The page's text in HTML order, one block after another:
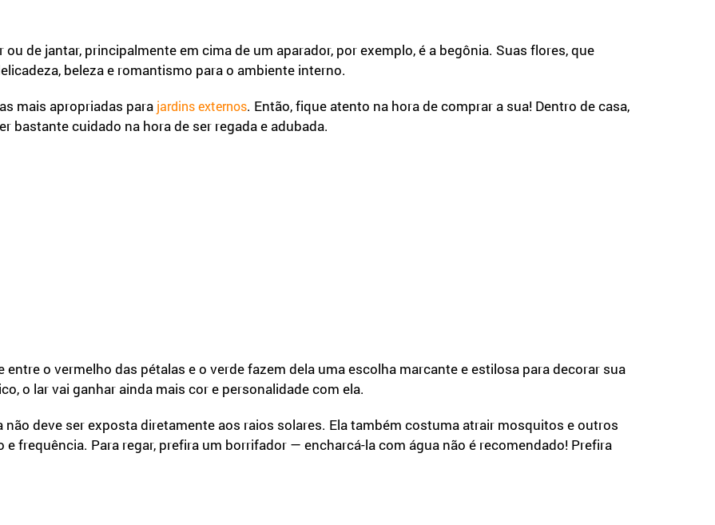
de jantar, principalmente em cima de um aparador, por exemplo, é a begônia. Suas flores, que
beleza e romantismo para o ambiente interno.
mais apropriadas para jardins externos. Então, fique atento na hora de comprar a sua! Dentro de casa,
bastante cuidado na hora de ser regada e adubada.
o vermelho das pétalas e o verde fazem dela uma escolha marcante e estilosa para decorar sua
o lar vai ganhar ainda mais cor e personalidade com ela.
não deve ser exposta diretamente aos raios solares. Ela também costuma atrair mosquitos e outros
frequência. Para regar, prefira um borrifador — encharcá-la com água não é recomendado! Prefira